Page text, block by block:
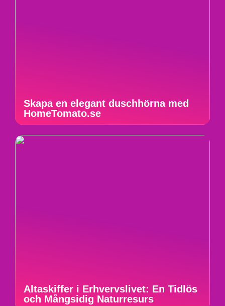
Skapa en elegant duschhörna med
HomeTomato.se
Altaskiffer i Erhvervslivet: En Tidlös
och Mångsidig Naturresurs